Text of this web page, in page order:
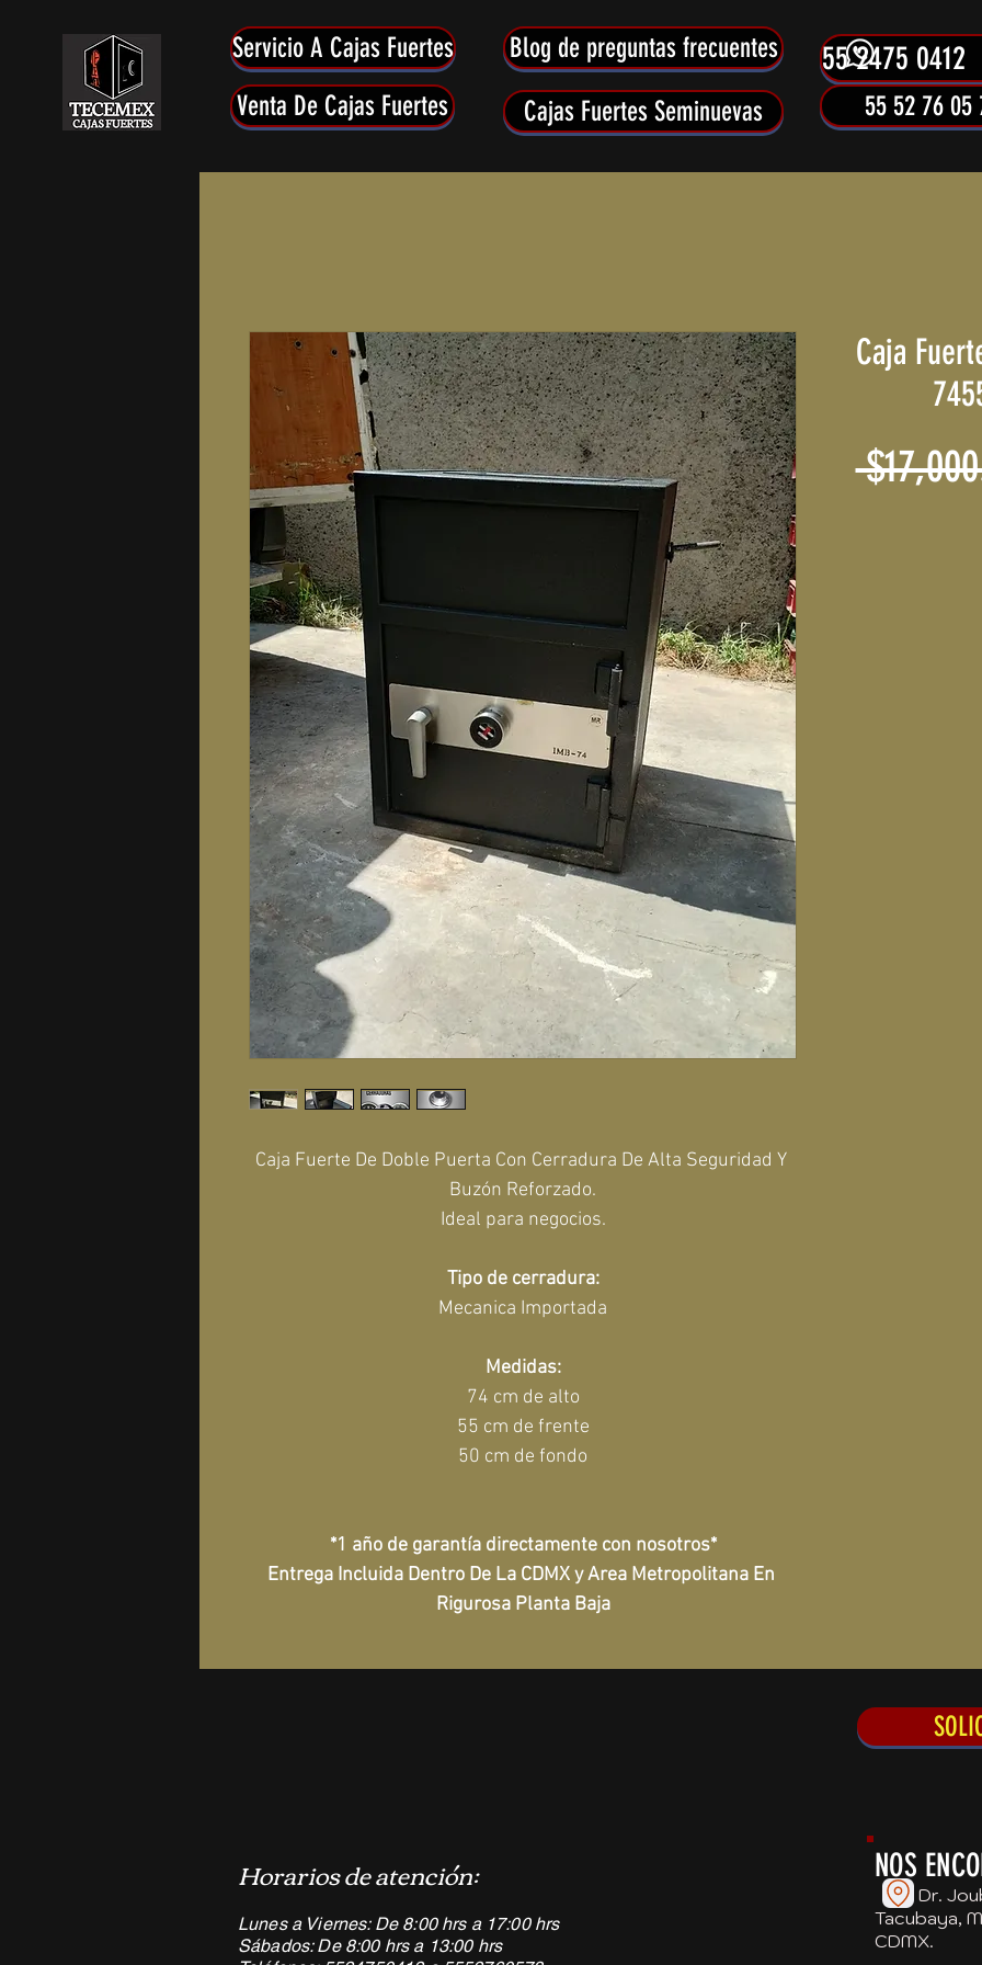
Servicio A Cajas Fuertes
Venta De Cajas Fuertes
Blog de preguntas frecuentes
Cajas Fuertes Seminuevas
55 2475 0412
55 52 76 05
Caja Fuerte De Doble Puerta Con Cerradura De Alta Seguridad Y
Buzón Reforzado.
Ideal para negocios.
Tipo de cerradura:
Mecanica Importada
Medidas:
74 cm de alto
55 cm de frente
50 cm de fondo
*1 año de garantía directamente con nosotros*
Entrega Incluida Dentro De La CDMX y Area Metropolitana En
Rigurosa Planta Baja
Caja
Horarios de atención:
Lunes a Viernes: De 8:00 hrs a 17:00 hrs
Sábados: De 8:00 hrs a 13:00 hrs
NOS
Dr.
Tacubaya,
CDMX.